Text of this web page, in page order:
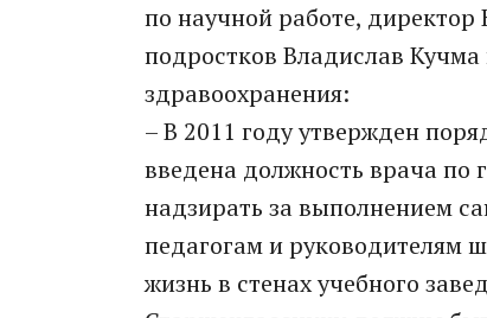
по научной работе,
подростков Владислав
здравоохранения:
– В 2011 году утвержден
введена должность врача по
надзирать за выполнением
педагогам и руководителям
жизнь в стенах учебного